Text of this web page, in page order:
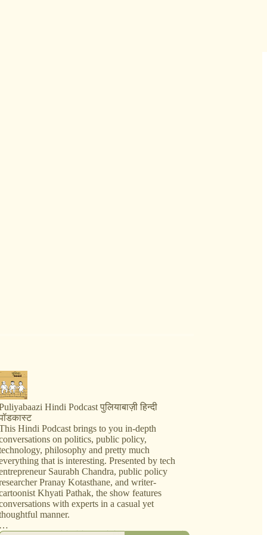
Hindi Podcast पुलियाबाज़ी हिन्दी
Hindi Podcast brings to you in-depth
on politics, public policy,
philosophy and pretty much
that is interesting. Presented by tech
Saurabh Chandra, public policy
Pranay Kotasthane, and writer-
Khyati Pathak, the show features
with experts in a casual yet
manner.